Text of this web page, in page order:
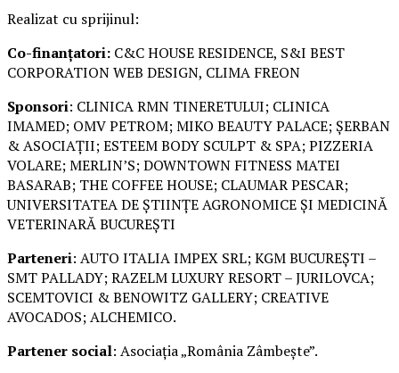
Realizat cu sprijinul:
Co-finanțatori: C&C HOUSE RESIDENCE, S&I BEST
CORPORATION WEB DESIGN, CLIMA FREON
Sponsori: CLINICA RMN TINERETULUI; CLINICA
IMAMED; OMV PETROM; MIKO BEAUTY PALACE; ȘERBAN
& ASOCIAȚII; ESTEEM BODY SCULPT & SPA; PIZZERIA
VOLARE; MERLIN’S; DOWNTOWN FITNESS MATEI
BASARAB; THE COFFEE HOUSE; CLAUMAR PESCAR;
UNIVERSITATEA DE ȘTIINȚE AGRONOMICE ȘI MEDICINĂ
VETERINARĂ BUCUREȘTI
Parteneri: AUTO ITALIA IMPEX SRL; KGM BUCUREȘTI –
SMT PALLADY; RAZELM LUXURY RESORT – JURILOVCA;
SCEMTOVICI & BENOWITZ GALLERY; CREATIVE
AVOCADOS; ALCHEMICO.
Partener social: Asociația „România Zâmbește”.